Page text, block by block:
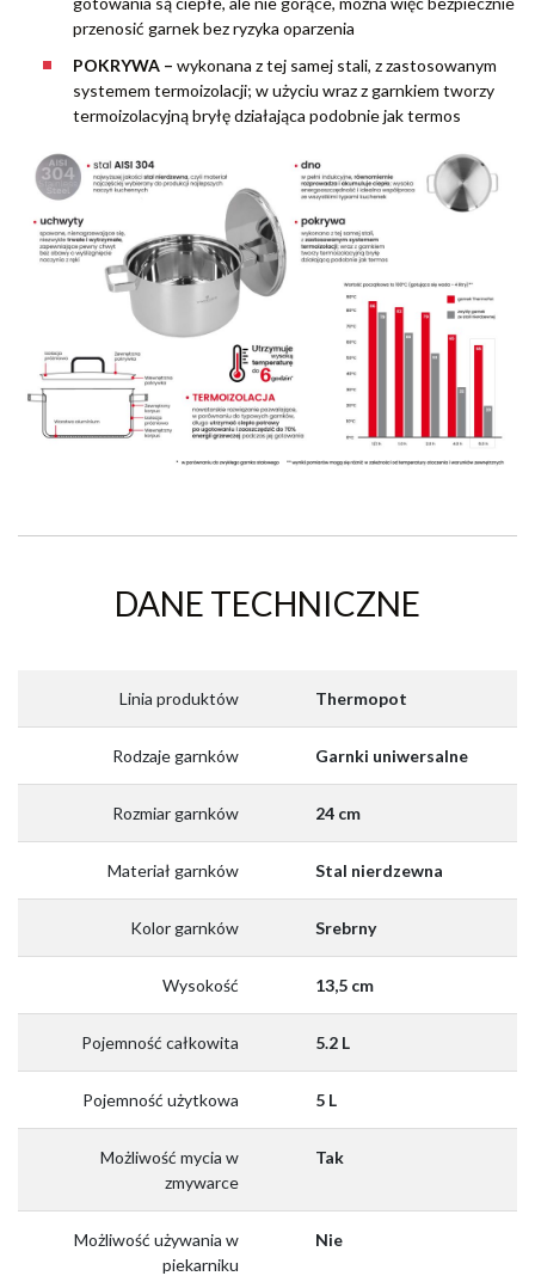
przenosić garnek bez ryzyka oparzenia
POKRYWA – wykonana z tej samej stali, z zastosowanym
systemem termoizolacji; w użyciu wraz z garnkiem tworzy
termoizolacyjną bryłę działająca podobnie jak termos
DANE TECHNICZNE
Linia produktów Thermopot
Rodzaje garnków Garnki uniwersalne
Rozmiar garnków 24 cm
Materiał garnków Stal nierdzewna
Kolor garnków Srebrny
Wysokość 13,5 cm
Pojemność całkowita 5.2 L
Pojemność użytkowa 5 L
Możliwość mycia w
zmywarce
Tak
Możliwość używania w
piekarniku
Nie